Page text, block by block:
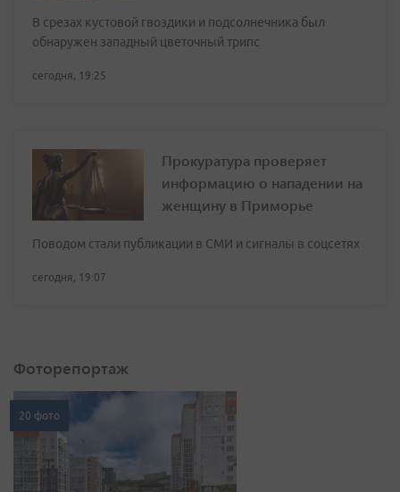
В срезах кустовой гвоздики и подсолнечника был
обнаружен западный цветочный трипс
сегодня, 19:25
Прокуратура проверяет
информацию о нападении на
женщину в Приморье
Поводом стали публикации в СМИ и сигналы в соцсетях
сегодня, 19:07
Фоторепортаж
20 фото